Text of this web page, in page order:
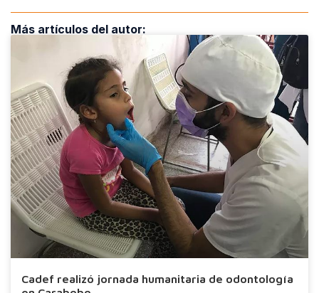
Más artículos del autor:
Cadef realizó jornada humanitaria de odontología